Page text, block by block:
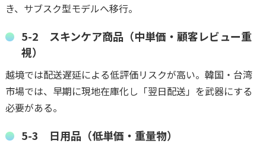
き、サブスク型モデルへ移行。
5-2 スキンケア商品（中単価・顧客レビュー重
視）
越境では配送遅延による低評価リスクが高い。韓国・台湾
市場では、早期に現地在庫化し「翌日配送」を武器にする
必要がある。
5-3 日用品（低単価・重量物）